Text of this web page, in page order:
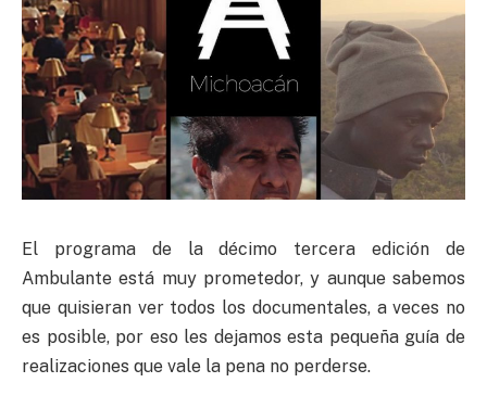
El programa de la décimo tercera edición de
Ambulante está muy prometedor, y aunque sabemos
que quisieran ver todos los documentales, a veces no
es posible, por eso les dejamos esta pequeña guía de
realizaciones que vale la pena no perderse.